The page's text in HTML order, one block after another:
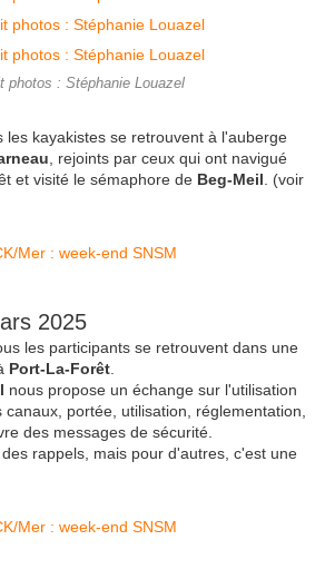
photos : Stéphanie Louazel
les kayakistes se retrouvent à l'auberge
, rejoints par ceux qui ont navigué
et visité le sémaphore de Beg-Meil . (voir
2025
les participants se retrouvent dans une
Port-La-Forêt
nous propose un échange sur l'utilisation
portée, utilisation, réglementation,
des messages de sécurité.
rappels, mais pour d'autres, c'est une